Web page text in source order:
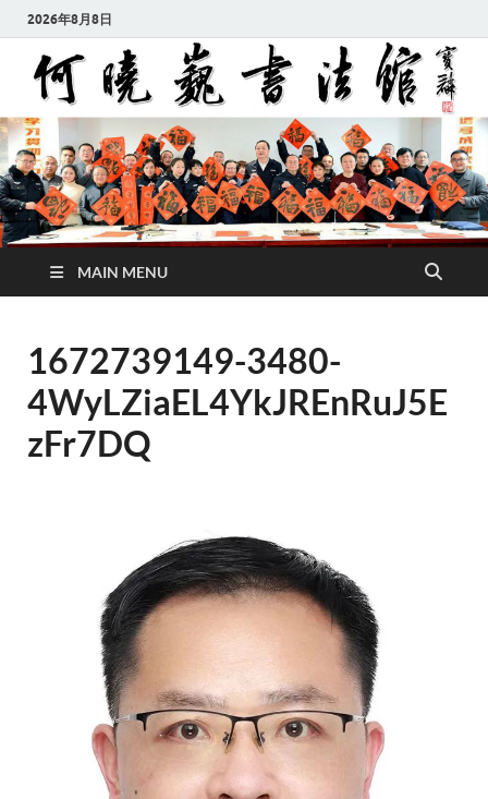
2026年8月8日
MAIN MENU
1672739149-3480-
4WyLZiaEL4YkJREnRuJ5E
zFr7DQ